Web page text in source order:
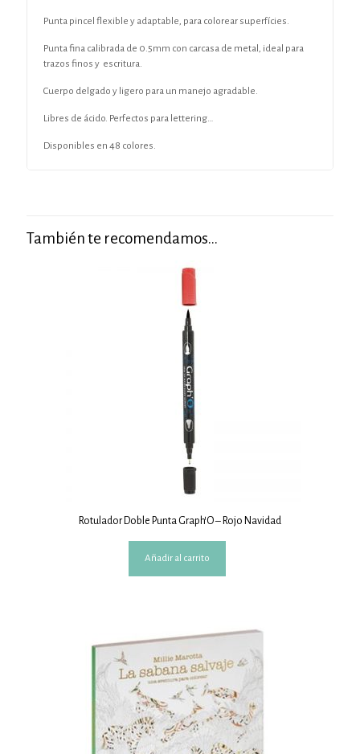
Punta pincel flexible y adaptable, para colorear superfícies.
Punta fina calibrada de 0.5mm con carcasa de metal, ideal para
trazos finos y escritura.
Cuerpo delgado y ligero para un manejo agradable.
Libres de ácido. Perfectos para lettering…
Disponibles en 48 colores.
También te recomendamos…
Rotulador Doble Punta Graph’O – Rojo Navidad
Añadir al carrito